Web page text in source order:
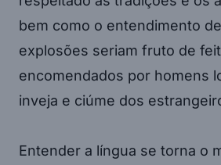
bem como o entendimento
explosões seriam fruto de
encomendados por homens
inveja e ciúme dos
Entender a língua se torna o